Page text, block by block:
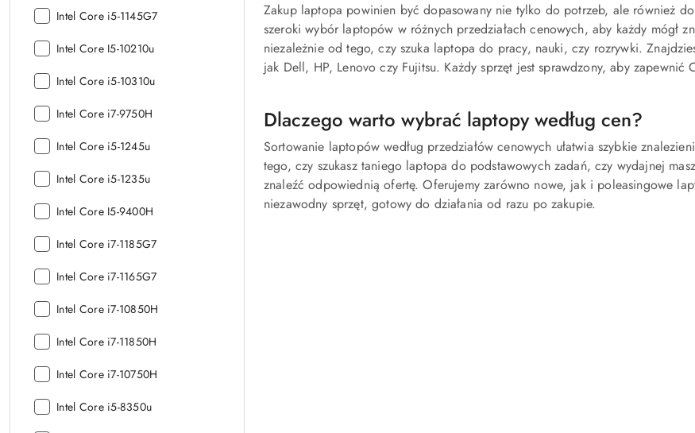
Model
Intel Core i5-1145G7
Model
Intel Core I5-10210u
Model
Intel Core i5-10310u
Model
Intel Core i7-9750H
Model
Intel Core i5-1245u
Model
Intel Core i5-1235u
Model
Intel Core I5-9400H
Model
Intel Core i7-1185G7
Model
Intel Core i7-1165G7
Model
Intel Core i7-10850H
Model
Intel Core i7-11850H
Model
Intel Core i7-10750H
Model
Intel Core i5-8350u
Zakup laptopa powinien być dopasowany nie tylko do potrzeb, ale również
szeroki wybór laptopów w różnych przedziałach cenowych, aby każdy mógł
niezależnie od tego, czy szuka laptopa do pracy, nauki, czy rozrywki.
jak Dell, HP, Lenovo czy Fujitsu. Każdy sprzęt jest sprawdzony, aby zapewnić
Dlaczego warto wybrać laptopy według cen?
Sortowanie laptopów według przedziałów cenowych ułatwia szybkie
tego, czy szukasz taniego laptopa do podstawowych zadań, czy wydajnej
znaleźć odpowiednią ofertę. Oferujemy zarówno nowe, jak i poleasingowe
niezawodny sprzęt, gotowy do działania od razu po zakupie.